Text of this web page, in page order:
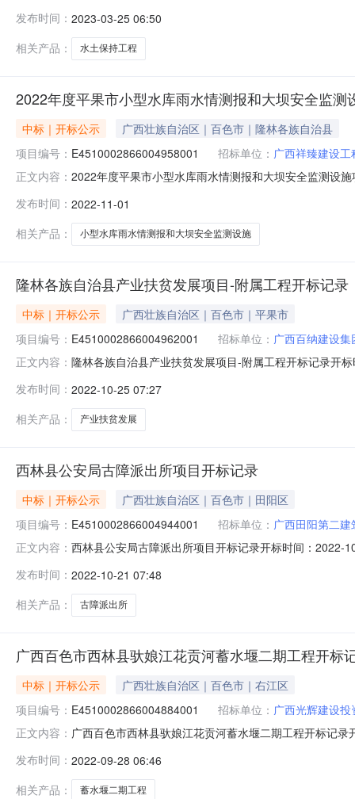
求:;保证金金额:0.00元,投标文件递交时间:未上传,投标
发布时间： 2023-03-25 06:50
相关产品：
水土保持工程
2022年度平果市小型水库雨水情测报和大坝安全监测
中标｜开标公示
广西壮族自治区｜百色市｜隆林各族自治县
项目编号： E4510002866004958001 招标单位： 广西祥臻建设
正文内容： 2022年度平果市小型水库雨水情测报和大坝安全监测设
人名称:钛能科技股份有限公司;项目负责人:;报价
发布时间： 2022-11-01
相关产品：
小型水库雨水情测报和大坝安全监测设施
隆林各族自治县产业扶贫发展项目-附属工程开标记录
中标｜开标公示
广西壮族自治区｜百色市｜平果市
项目编号： E4510002866004962001 招标单位： 广西百纳建设
正文内容： 隆林各族自治县产业扶贫发展项目-附属工程开标记录开
资集团有限公司;项目负责人:;报价:0.00元/%;工期:日历
发布时间： 2022-10-25 07:27
相关产品：
产业扶贫发展
西林县公安局古障派出所项目开标记录
中标｜开标公示
广西壮族自治区｜百色市｜田阳区
项目编号： E4510002866004944001 招标单位： 广西田阳第二建
正文内容： 西林县公安局古障派出所项目开标记录开标时间：
广西光辉建设投资集团有限公司;项目负责人:;报价:0.00
发布时间： 2022-10-21 07:48
相关产品：
古障派出所
广西百色市西林县驮娘江花贡河蓄水堰二期工程开标
中标｜开标公示
广西壮族自治区｜百色市｜右江区
项目编号： E4510002866004884001 招标单位： 广西光辉建设
正文内容： 广西百色市西林县驮娘江花贡河蓄水堰二期工程开标记
间:MonSep2618:49:05CST2022,投标人名称:广西祥臻
发布时间： 2022-09-28 06:46
相关产品：
蓄水堰二期工程